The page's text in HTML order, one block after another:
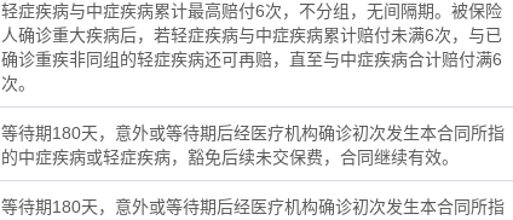
轻症疾病与中症疾病累计最高赔付6次，不分组，无间隔期。被保险
人确诊重大疾病后，若轻症疾病与中症疾病累计赔付未满6次，与已
确诊重疾非同组的轻症疾病还可再赔，直至与中症疾病合计赔付满6
次。
等待期180天，意外或等待期后经医疗机构确诊初次发生本合同所指
的中症疾病或轻症疾病，豁免后续未交保费，合同继续有效。
等待期180天，意外或等待期后经医疗机构确诊初次发生本合同所指